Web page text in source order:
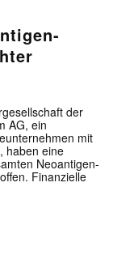
der
AG, ein
mit
haben eine
Neoantigen-
Finanzielle